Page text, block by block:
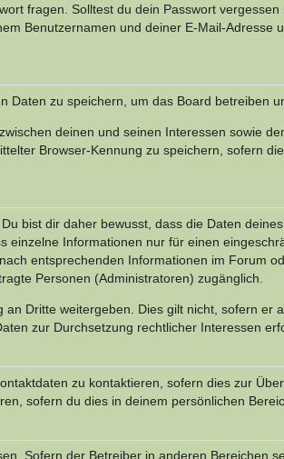
fragen. Solltest du dein Passwort
Benutzernamen und deiner E-Mail-
zu speichern, um das Board betreiben
deinen und seinen Interessen sowie
Browser-Kennung zu speichern, sofern
bist dir daher bewusst, dass die Daten
Informationen nur für einen
entsprechenden Informationen im Forum
Personen (Administratoren) zugänglich.
Dritte weitergeben. Dies gilt nicht, sofern er
zur Durchsetzung rechtlicher Interessen
zu kontaktieren, sofern dies zur
sofern du dies in deinem persönlichen
Sofern der Betreiber in anderen Bereichen